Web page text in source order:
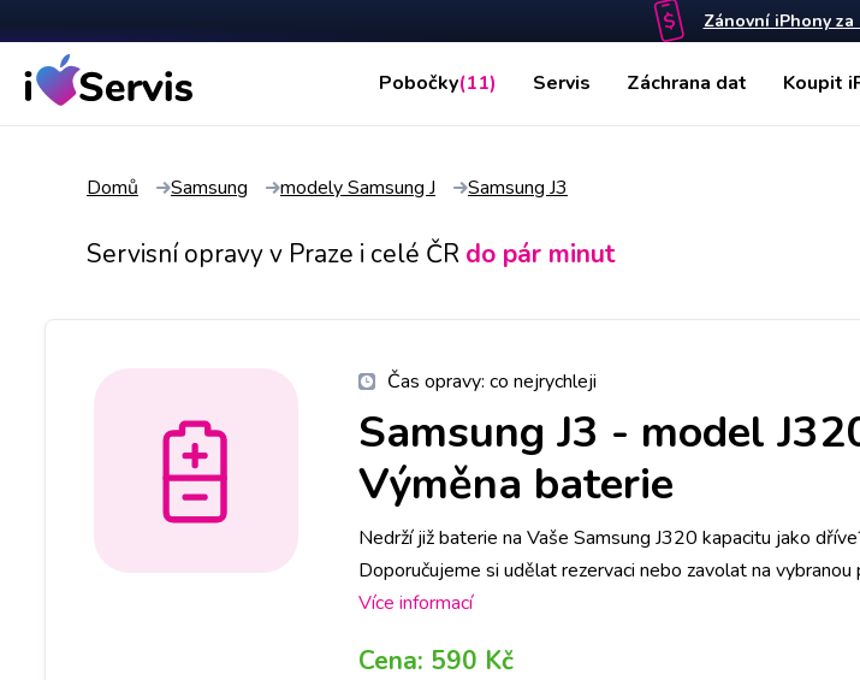
Zánovní iPhony
Pobočky(11) Servis Záchrana dat Koupit
Domů Samsung modely Samsung J Samsung J3
Servisní opravy v Praze i celé ČR do pár minut
Čas opravy: co nejrychleji
Samsung J3 - model
Výměna baterie
Nedrží již baterie na Vaše Samsung J320 kapacitu jako
Doporučujeme si udělat rezervaci nebo zavolat na vybranou
měli připravenou baterii pro Váš přístroj a do půl hodiny Vám
Více informací
Cena: 590 Kč